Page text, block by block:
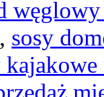
, sosy